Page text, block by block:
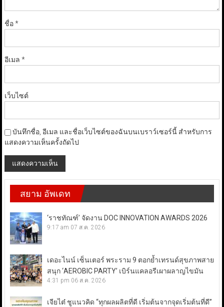
ชื่อ*
อีเมล *
เว็บไซต์
บันทึกชื่อ, อีเมล และชื่อเว็บไซต์ของฉันบนเบราว์เซอร์นี้ สำหรับการ
แสดงความเห็นครั้งถัดไป
สยาม อัพเดท
‘ราชทัณฑ์’ จัดงาน DOC INNOVATION AWARDS 2026
9:17 am 07 ส.ค. 2026
เดอะไนน์ เซ็นเตอร์ พระราม 9 ตอกย้ำเทรนด์สุขภาพสาย
สนุก ‘AEROBIC PARTY’ เบิร์นแคลอรีเผาผลาญไขมัน
4:31 pm 06 ส.ค. 2026
เจียไต๋ ชูแนวคิด “ทุกผลผลิตที่ดี เริ่มต้นจากจุดเริ่มต้นที่ดี”